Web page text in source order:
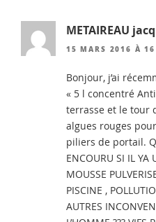
METAIREAU
15 MARS 2016 À
Bonjour, j’ai
« 5 l concentré
terrasse et le tour
algues rouges
piliers de portail.
ENCOURU SI IL YA
MOUSSE
PISCINE ,
AUTRES